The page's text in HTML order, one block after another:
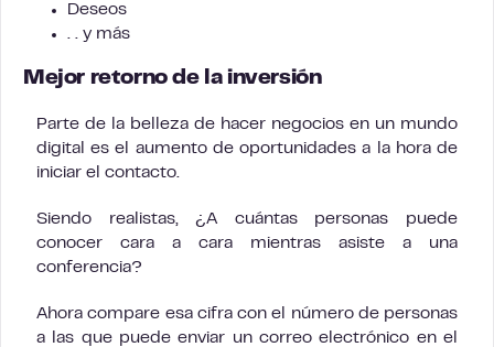
Deseos
. . y más
Mejor retorno de la inversión
Parte de la belleza de hacer negocios en un mundo
digital es el aumento de oportunidades a la hora de
iniciar el contacto.
Siendo realistas, ¿A cuántas personas puede
conocer cara a cara mientras asiste a una
conferencia?
Ahora compare esa cifra con el número de personas
a las que puede enviar un correo electrónico en el